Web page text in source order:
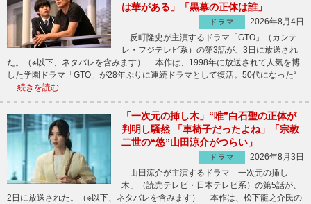
は華がある」「黒幕の正体は誰」
ドラマ
2026年8月4日
反町隆史が主演するドラマ「GTO」（カンテ
レ・フジテレビ系）の第3話が、3日に放送され
た。（※以下、ネタバレを含みます） 本作は、1998年に放送されて人気を博
した学園ドラマ「GTO」が28年ぶりに連続ドラマとして復活。50代になった“
続きを読む
「一次元の挿し木」“唯”白石聖の正体が
判明し騒然 「車椅子だったよね」「宗教
二世の“悠”山田涼介がつらい」
ドラマ
2026年8月3日
山田涼介が主演するドラマ「一次元の挿し
木」（読売テレビ・日本テレビ系）の第5話が、
2日に放送された。（※以下、ネタバレを含みます） 本作は、松下龍之介氏の